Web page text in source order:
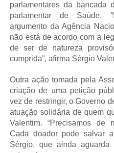
parlamentares da
parlamentar de Saúde.
argumento da Agência
não está de acordo com a
de ser de natureza
cumprida”, afirma Sérgio
Outra ação tomada pela
criação de uma petição
vez de restringir, o Governo
atuação solidária de quem
Valentim. “Precisamos de
Cada doador pode salvar
Sérgio, que ainda